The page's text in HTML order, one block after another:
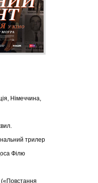
Німеччина,
трилер
Філю